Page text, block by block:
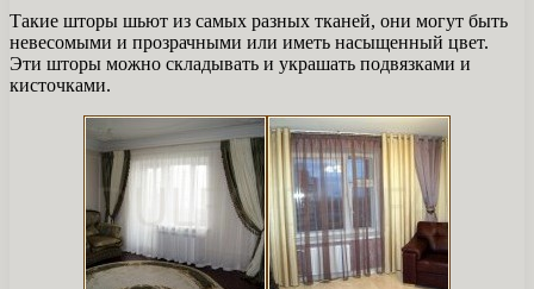
Такие шторы шьют из самых разных тканей, они могут быть
невесомыми и прозрачными или иметь насыщенный цвет.
Эти шторы можно складывать и украшать подвязками и
кисточками.